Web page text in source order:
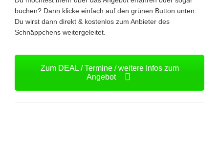
buchen? Dann klicke einfach auf den grünen Button unten.
Du wirst dann direkt & kostenlos zum Anbieter des
Schnäppchens weitergeleitet.
Zum DEAL / Termine / weitere Infos zum
Angebot